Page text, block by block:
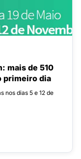
mais de 510
primeiro dia
nos dias 5 e 12 de